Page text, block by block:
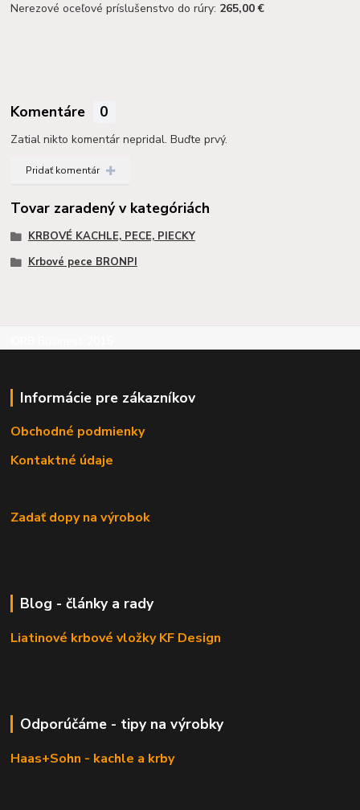
Nerezové oceľové príslušenstvo do rúry: 265,00 €
Komentáre 0
Zatial nikto komentár nepridal. Buďte prvý.
Pridať komentár
Tovar zaradený v kategóriách
KRBOVÉ KACHLE, PECE, PIECKY
Krbové pece BRONPI
Informácie pre zákazníkov
Obchodné podmienky
Kontaktné údaje
Zadať dopy na výrobok
Blog - články a rady
Liatinové krbové vložky KF Design
Odporúčáme - tipy na výrobky
Haas+Sohn - kachle a krby